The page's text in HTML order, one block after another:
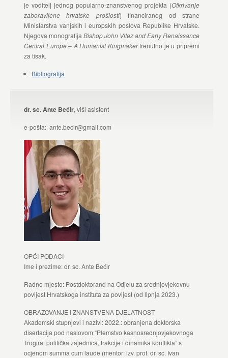
je voditelj jednog popularno-znanstvenog projekta (Otkrivanje
zaboravljene hrvatske prošlosti) financiranog od strane
Ministarstva vanjskih i europskih poslova Republike Hrvatske.
Njegova monografijaBishop John Vitez and Early Renaissance
Central Europe – A Humanist Kingmakertrenutno je u pripremi
za tisak.
Bibliografija
dr. sc. Ante Bećir, viši asistent
e-pošta: ante.becir@gmail.com
OPĆI PODACI
Ime i prezime: dr. sc. Ante Bećir
Radno mjesto: Postdoktorand na Odjelu za srednjovjekovnu
povijest Hrvatskoga instituta za povijest (od lipnja 2023.)
OBRAZOVANJE I ZNANSTVENA DJELATNOST
Akademski stupnjevi i nazivi: 2022.: obranjena doktorska
disertacija pod naslovom “Plemstvo kasnosrednjovjekovnoga
Trogira: politička zajednica, frakcije i dinamika konflikta” s
ocjenom summa cum laude (mentor: izv. prof. dr. sc. Ivan